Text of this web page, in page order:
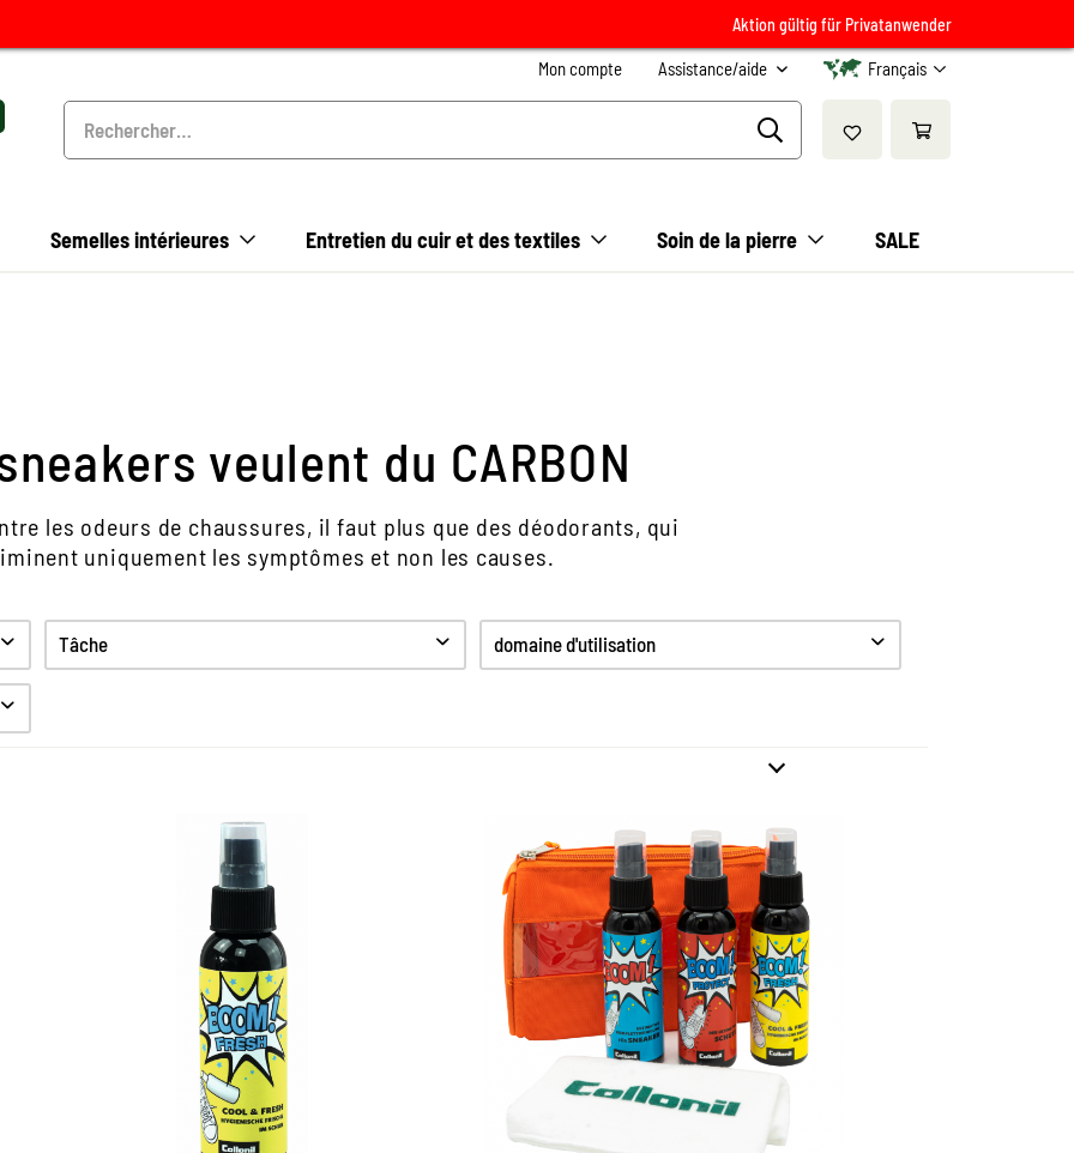
Aktion gültig für Privatanwender
Mon compte Assistance/aide Français
Semelles intérieures Entretien du cuir et des textiles Soin de la pierre SALE
veulent du CARBON
les odeurs de chaussures, il faut plus que des déodorants, qui
uniquement les symptômes et non les causes.
Tâche domaine d'utilisation
COOL & FRESH – fraîcheur
hygiénique dans la
chaussure
fraîcheur mentholée longue durée qui
vous accompagne tout au long de la
Ultimate Kit - exclusif à
notre boutique
Nettoyage, fraîcheur et protection sans
compromis